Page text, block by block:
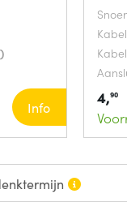
Info 4,90